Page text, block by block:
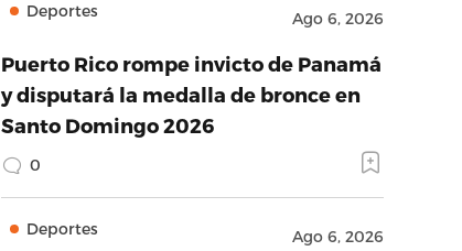
Deportes Ago 6, 2026
Puerto Rico rompe invicto de Panamá
y disputará la medalla de bronce en
Santo Domingo 2026
0
Deportes Ago 6, 2026